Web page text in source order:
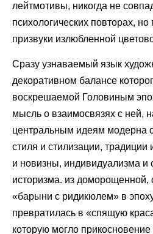
лейтмотивы, никогда не
психологических повторах,
призвуки излюбленной
Сразу узнаваемый язык
декоративном балансе
воскрешаемой Головиным
мысль о взаимосвязях с ней,
центральным идеям модерна
стиля и стилизации, традиции
и новизны, индивидуализма и
историзма. из доморощенной,
«барыни с ридикюлем» в
превратилась в «спящую
которую могло